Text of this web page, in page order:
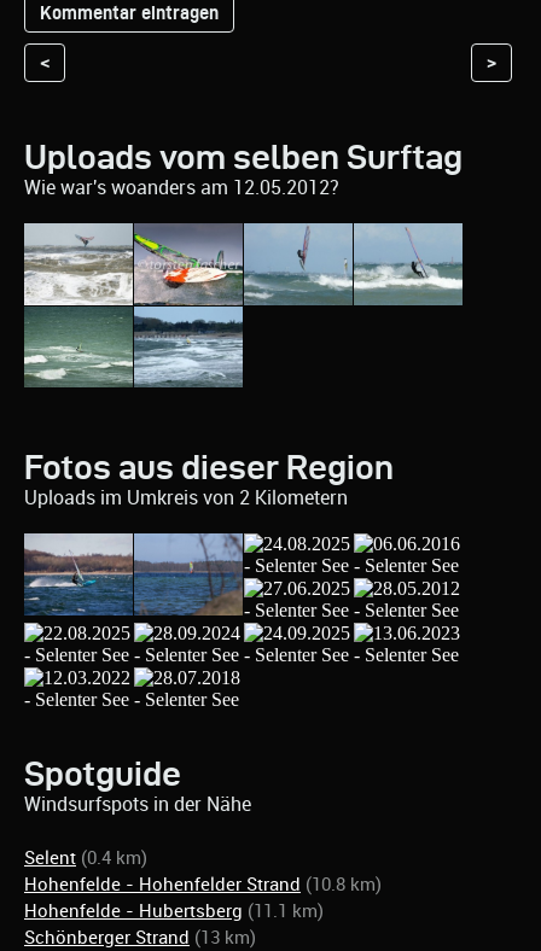
< >
Uploads vom selben Surftag
Wie war's woanders am 12.05.2012?
Fotos aus dieser Region
Uploads im Umkreis von 2 Kilometern
Spotguide
Windsurfspots in der Nähe
Selent (0.4 km)
Hohenfelde - Hohenfelder Strand (10.8 km)
Hohenfelde - Hubertsberg (11.1 km)
Schönberger Strand (13 km)